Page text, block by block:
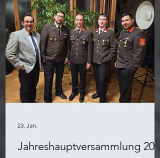
Jahreshauptversammlung 2026
23. Jan.